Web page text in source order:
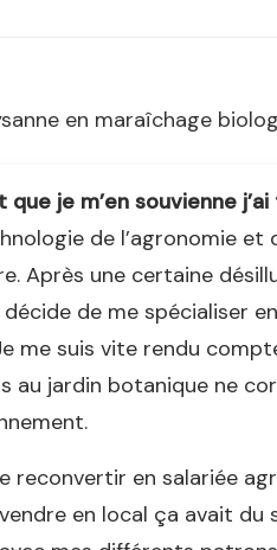
en maraîchage
que je m’en souvienne
de l’agronomie et
Après une certaine
décide de me spécialiser
me suis vite rendu
au jardin botanique ne
reconvertir en salariée
en local ça avait